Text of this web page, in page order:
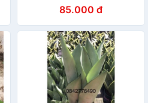
85.000 đ